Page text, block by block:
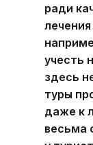
ради
учесть
здесь
туры
даже к
весьма